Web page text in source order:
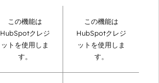
この機能は
HubSpotクレジ
ットを使用しま
す。
この機能は
HubSpotクレジ
ットを使用しま
す。